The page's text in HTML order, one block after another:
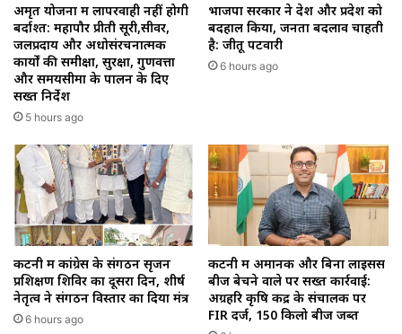
अमृत योजना में लापरवाही नहीं होगी
बर्दाश्त: महापौर प्रीती सूरी,सीवर,
जलप्रदाय और अधोसंरचनात्मक
कार्यों की समीक्षा, सुरक्षा, गुणवत्ता
और समयसीमा के पालन के दिए
सख्त निर्देश
5 hours ago
भाजपा सरकार ने देश और प्रदेश को
बदहाल किया, जनता बदलाव चाहती
है: जीतू पटवारी
6 hours ago
कटनी में कांग्रेस के संगठन सृजन
प्रशिक्षण शिविर का दूसरा दिन, शीर्ष
नेतृत्व ने संगठन विस्तार का दिया मंत्र
6 hours ago
कटनी में अमानक और बिना लाइसेंस
बीज बेचने वाले पर सख्त कार्रवाई:
अग्रहरि कृषि केंद्र के संचालक पर
FIR दर्ज, 150 किलो बीज जब्त